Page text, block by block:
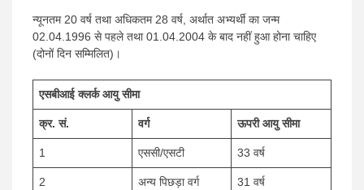
न्यूनतम 20 वर्ष तथा अधिकतम 28 वर्ष, अर्थात अभ्यर्थी का जन्म
02.04.1996 से पहले तथा 01.04.2004 के बाद नहीं हुआ होना चाहिए
(दोनों दिन सम्मिलित)।
एसबीआई क्लर्क आयु सीमा
क्र. सं. वर्ग ऊपरी आयु सीमा
1 एससी/एसटी 33 वर्ष
2 अन्य पिछड़ा वर्ग 31 वर्ष